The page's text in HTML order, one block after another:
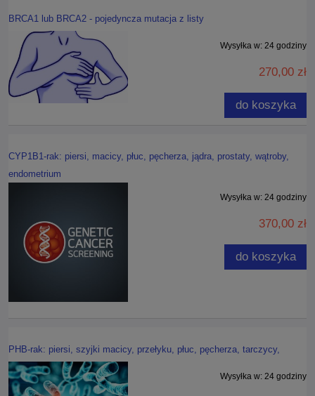
BRCA1 lub BRCA2 - pojedyncza mutacja z listy
Wysyłka w: 24 godziny
270,00 zł
do koszyka
CYP1B1-rak: piersi, macicy, płuc, pęcherza, jądra, prostaty, wątroby,
endometrium
Wysyłka w: 24 godziny
370,00 zł
do koszyka
PHB-rak: piersi, szyjki macicy, przełyku, płuc, pęcherza, tarczycy,
Wysyłka w: 24 godziny